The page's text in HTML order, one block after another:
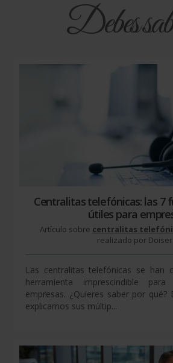
Debes
Centralitas telefónicas: las 7
útiles para
Artículo sobre centralitas
realizado por Doiser
Las centralitas telefónicas se han
herramienta imprescindible
empresas. ¿Quieres saber por qué?
explicamos sus múltip...